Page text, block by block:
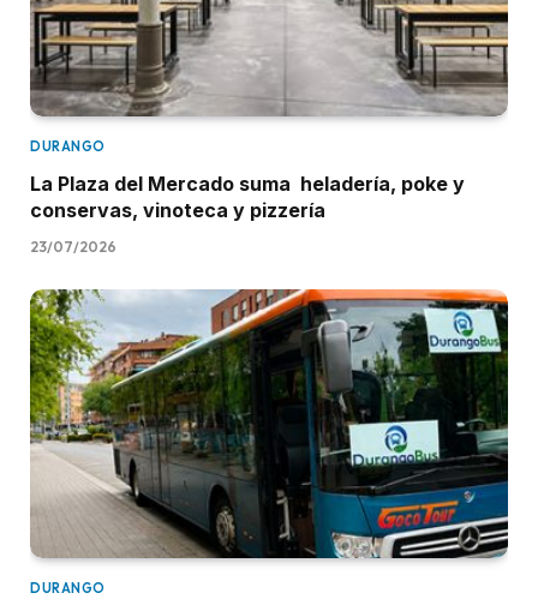
DURANGO
La Plaza del Mercado suma heladería, poke y
conservas, vinoteca y pizzería
23/07/2026
DURANGO